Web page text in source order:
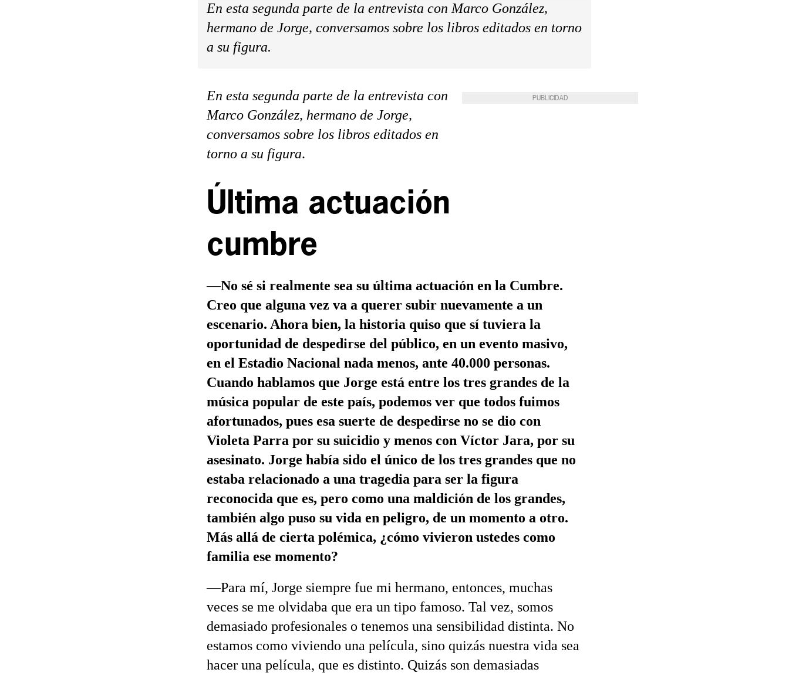
En esta segunda parte de la entrevista con Marco González,
hermano de Jorge, conversamos sobre los libros editados en torno
a su figura.
PUBLICIDAD
En esta segunda parte de la entrevista con
Marco González, hermano de Jorge,
conversamos sobre los libros editados en
torno a su figura.
Última actuación
cumbre
—No sé si realmente sea su última actuación en la Cumbre.
Creo que alguna vez va a querer subir nuevamente a un
escenario. Ahora bien, la historia quiso que sí tuviera la
oportunidad de despedirse del público, en un evento masivo,
en el Estadio Nacional nada menos, ante 40.000 personas.
Cuando hablamos que Jorge está entre los tres grandes de la
música popular de este país, podemos ver que todos fuimos
afortunados, pues esa suerte de despedirse no se dio con
Violeta Parra por su suicidio y menos con Víctor Jara, por su
asesinato. Jorge había sido el único de los tres grandes que no
estaba relacionado a una tragedia para ser la figura
reconocida que es, pero como una maldición de los grandes,
también algo puso su vida en peligro, de un momento a otro.
Más allá de cierta polémica, ¿cómo vivieron ustedes como
familia ese momento?
—Para mí, Jorge siempre fue mi hermano, entonces, muchas
veces se me olvidaba que era un tipo famoso. Tal vez, somos
demasiado profesionales o tenemos una sensibilidad distinta. No
estamos como viviendo una película, sino quizás nuestra vida sea
hacer una película, que es distinto. Quizás son demasiadas